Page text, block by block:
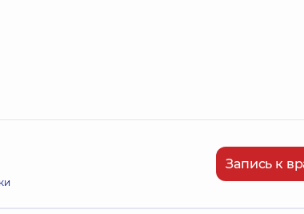
Запись к